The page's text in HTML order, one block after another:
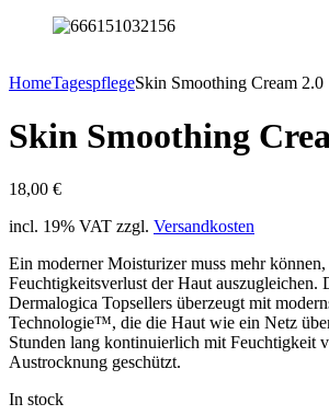
HomeTagespflegeSkin Smoothing Cream 2.0
Skin Smoothing
18,00 €
incl. 19% VAT zzgl. Versandkosten
Ein moderner Moisturizer muss mehr können,
Feuchtigkeitsverlust der Haut auszugleichen.
Dermalogica Topsellers überzeugt mit
Technologie™, die die Haut wie ein Netz
Stunden lang kontinuierlich mit Feuchtigkeit
Austrocknung geschützt.
In stock